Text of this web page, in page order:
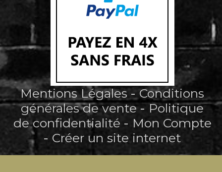
Mentions Légales
Conditions
générales de vente
Politique
de confidentialité
Mon Compte
Créer un site internet